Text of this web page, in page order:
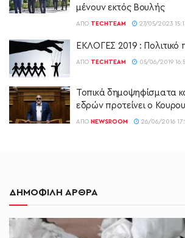
μένουν εκτός Βουλής
ΑΠΌ TECHTEAM 27/05/2023
ΕΚΛΟΓΕΣ 2019 : Πολιτικό
ΑΠΌ TECHTEAM 05/06/2019
Τοπικά δημοψηφίσματα
εδρών προτείνει ο
ΑΠΌ NEWSROOM 26/06/2016
ΔΗΜΟΦΙΛΗ ΑΡΘΡΑ